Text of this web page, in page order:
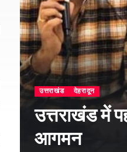
उत्तराखंड देहरादून
उत्तराखंड में
आगमन